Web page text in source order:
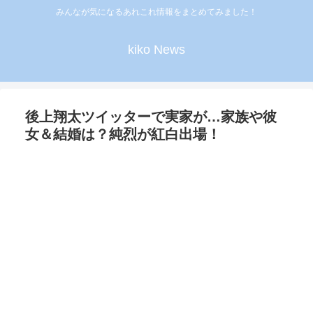
みんなが気になるあれこれ情報をまとめてみました！
kiko News
後上翔太ツイッターで実家が…家族や彼
女＆結婚は？純烈が紅白出場！